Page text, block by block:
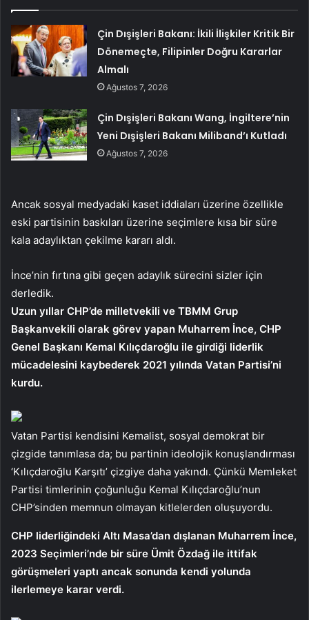
Çin Dışişleri Bakanı: İkili İlişkiler Kritik Bir
Dönemeçte, Filipinler Doğru Kararlar
Almalı
Ağustos 7, 2026
Çin Dışişleri Bakanı Wang, İngiltere’nin
Yeni Dışişleri Bakanı Miliband’ı Kutladı
Ağustos 7, 2026
Ancak sosyal medyadaki kaset iddiaları üzerine özellikle
eski partisinin baskıları üzerine seçimlere kısa bir süre
kala adaylıktan çekilme kararı aldı.
İnce’nin fırtına gibi geçen adaylık sürecini sizler için
derledik.
Uzun yıllar CHP’de milletvekili ve TBMM Grup
Başkanvekili olarak görev yapan Muharrem İnce, CHP
Genel Başkanı Kemal Kılıçdaroğlu ile girdiği liderlik
mücadelesini kaybederek 2021 yılında Vatan Partisi’ni
kurdu.
Vatan Partisi kendisini Kemalist, sosyal demokrat bir
çizgide tanımlasa da; bu partinin ideolojik konuşlandırması
‘Kılıçdaroğlu Karşıtı’ çizgiye daha yakındı. Çünkü Memleket
Partisi timlerinin çoğunluğu Kemal Kılıçdaroğlu’nun
CHP’sinden memnun olmayan kitlelerden oluşuyordu.
CHP liderliğindeki Altı Masa’dan dışlanan Muharrem İnce,
2023 Seçimleri’nde bir süre Ümit Özdağ ile ittifak
görüşmeleri yaptı ancak sonunda kendi yolunda
ilerlemeye karar verdi.